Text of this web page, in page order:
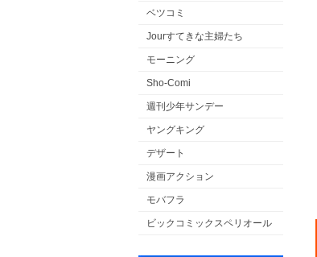
ベツコミ
Jourすてきな主婦たち
モーニング
Sho-Comi
週刊少年サンデー
ヤングキング
デザート
漫画アクション
モバフラ
ビックコミックスペリオール